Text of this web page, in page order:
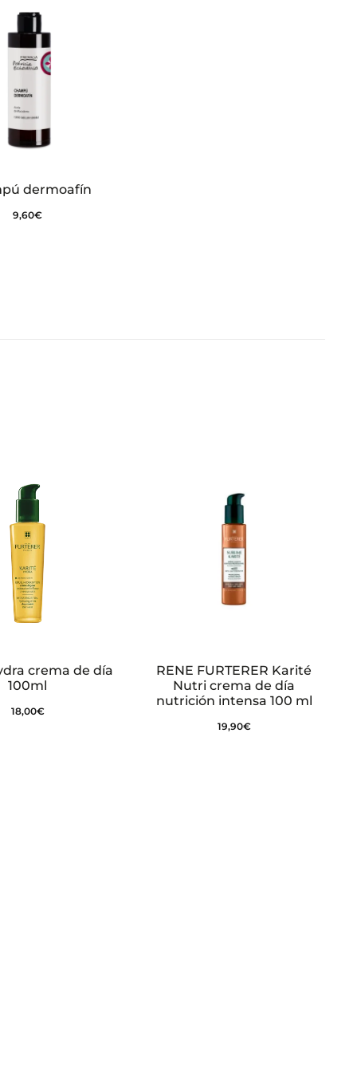
dermoafín
9,60€
crema de día
100ml
18,00€
RENE FURTERER Karité
Nutri crema de día
nutrición intensa 100 ml
19,90€